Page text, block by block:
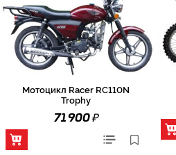
Мотоцикл Racer RC110N
Trophy
71 900₽